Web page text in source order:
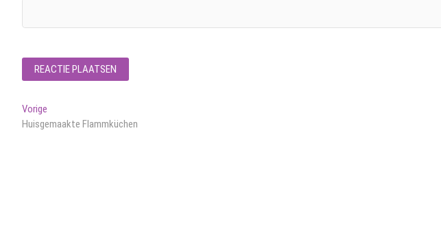
Bericht
navigatie
Vorige
bericht:
Huisgemaakte Flammküchen